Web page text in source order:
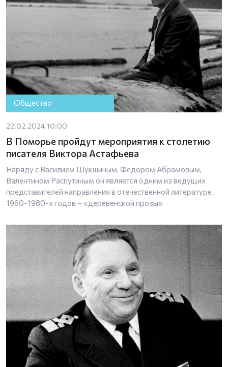
Общество
22.02.2024 10:00
В Поморье пройдут мероприятия к столетию
писателя Виктора Астафьева
Наряду с Василием Шукшиным, Федором Абрамовым,
Валентином Распутиным он является одним из ведущих
представителей направления в отечественной литературе
1960-1980-х годов – «деревенской прозы»